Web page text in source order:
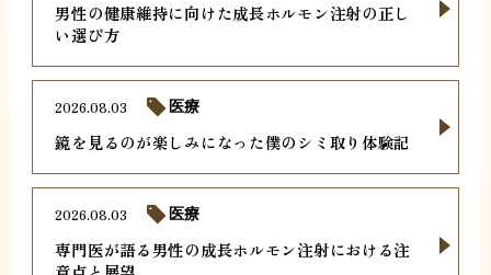
男性の健康維持に向けた成長ホルモン注射の正し
い選び方
鏡を見るのが楽しみになった僕のシミ取り体験記
2026.08.03 医療
専門医が語る男性の成長ホルモン注射における注
2026.08.03 医療